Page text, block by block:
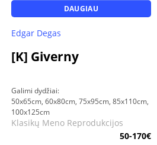
DAUGIAU
Edgar Degas
[K] Giverny
Galimi dydžiai:
50x65cm, 60x80cm, 75x95cm, 85x110cm,
100x125cm
Klasikų Meno Reprodukcijos
50-170€